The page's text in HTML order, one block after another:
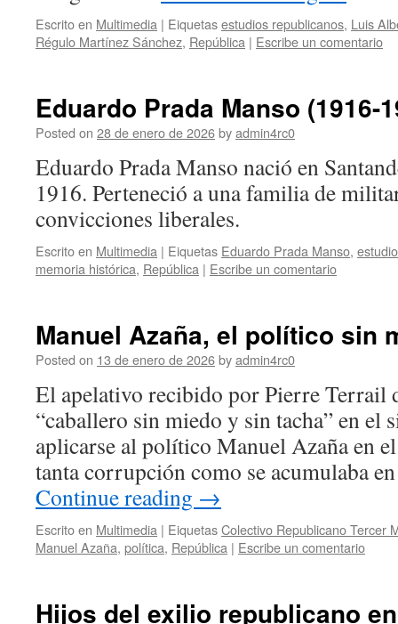
Escrito en Multimedia | Eiquetasestudios republicanos, Luis
Régulo Martínez Sánchez, República | Escribe un comentario
Eduardo Prada Manso (1916-
Posted on 28 de enero de 2026byadmin4rc0
Eduardo Prada Manso nació en
1916. Perteneció a una familia de
convicciones liberales.
Escrito en Multimedia | Eiquetas Eduardo Prada Manso,
memoria histórica, República | Escribe un comentario
Manuel Azaña, el político sin
Posted on 13 de enero de 2026byadmin4rc0
El apelativo recibido por Pierre Terrail
“caballero sin miedo y sin tacha” en el
aplicarse al político Manuel Azaña en
tanta corrupción como se acumulaba
Continue reading →
Escrito en Multimedia | EiquetasColectivo Republicano Tercer
Manuel Azaña, política, República | Escribe un comentario
Hijos del exilio republicano